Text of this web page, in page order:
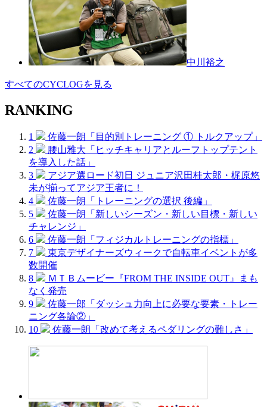
中川裕之
すべてのCYCLOGを見る
RANKING
1
佐藤一朗「目的別トレーニング ① トルクアップ」
2
腰山雅大「ヒッチキャリアとルーフトップテント
を導入した話」
3
アジア選ロード初日 ジュニア沢田桂太郎・梶原悠
未が揃ってアジア王者に！
4
佐藤一朗「トレーニングの選択 後編」
5
佐藤一朗「新しいシーズン・新しい目標・新しい
チャレンジ」
6
佐藤一朗「フィジカルトレーニングの指標」
7
東京デザイナーズウィークで自転車イベントが多
数開催
8
ＭＴＢムービー『FROM THE INSIDE OUT』まも
なく発売
9
佐藤一郎「ダッシュ力向上に必要な要素・トレー
ニング各論②」
10
佐藤一朗「改めて考えるペダリングの難しさ」